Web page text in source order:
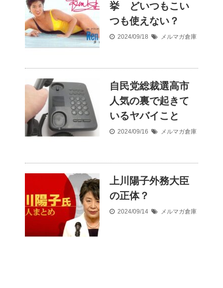
挙 どいつもこい
つも使えない？
2024/09/18 メルマガ倉庫
自民党総裁選高市
人気の裏で起きて
いるヤバイこと
2024/09/16 メルマガ倉庫
上川陽子外務大臣
の正体？
2024/09/14 メルマガ倉庫